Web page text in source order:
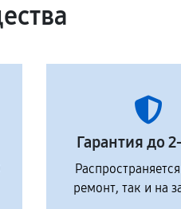
Гарантия до
ремонт, так и на